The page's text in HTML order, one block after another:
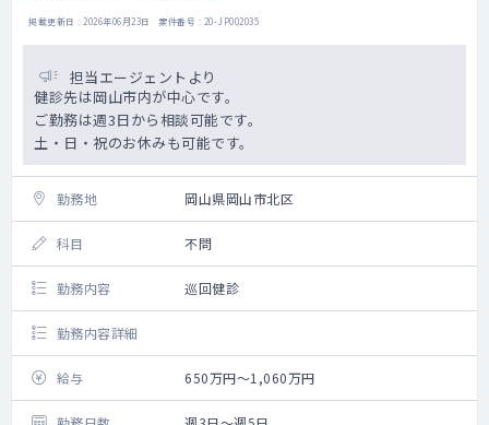
掲載更新日 : 2026年06月23日 案件番号 : 20-JP002035
担当エージェントより
健診先は岡山市内が中心です。
ご勤務は週3日から相談可能です。
土・日・祝のお休みも可能です。
勤務地 岡山県岡山市北区
科目 不問
勤務内容 巡回健診
勤務内容詳細
給与 650万円～1,060万円